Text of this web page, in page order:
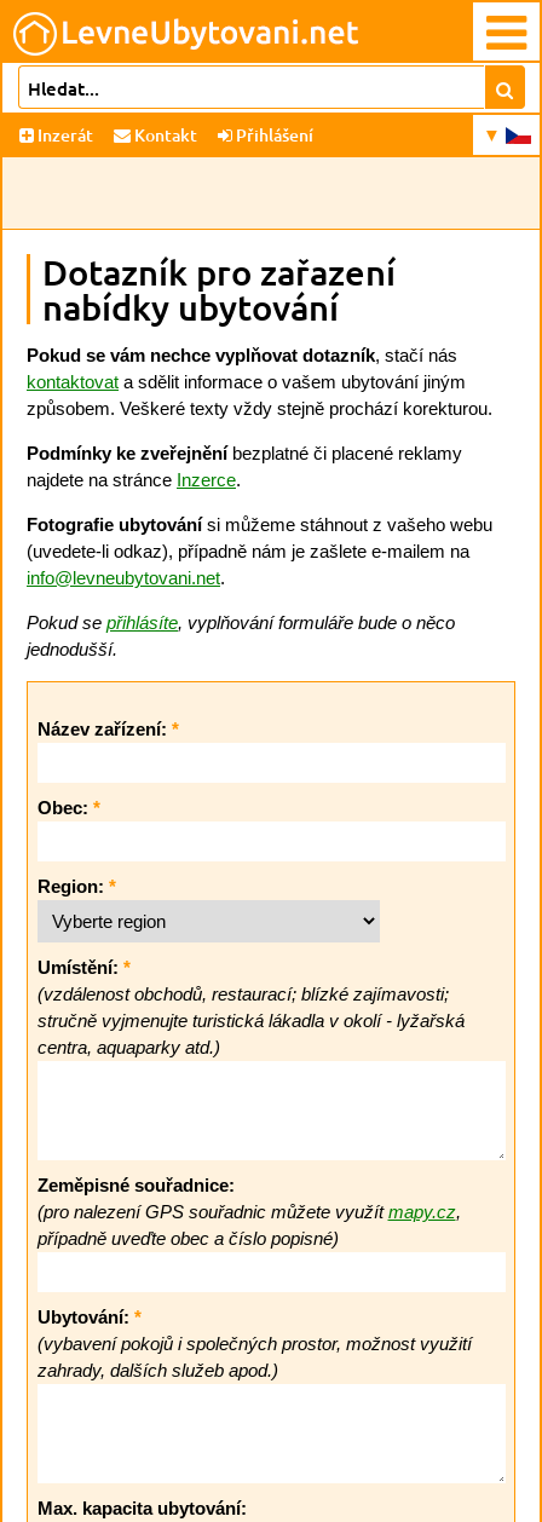
Inzerát Kontakt Přihlášení
Dotazník pro zařazení
nabídky ubytování
Pokud se vám nechce vyplňovat dotazník, stačí nás
kontaktovat a sdělit informace o vašem ubytování jiným
způsobem. Veškeré texty vždy stejně prochází korekturou.
Podmínky ke zveřejněníbezplatné či placené reklamy
najdete na stránce Inzerce.
Fotografie ubytovánísi můžeme stáhnout z vašeho webu
(uvedete-li odkaz), případně nám je zašlete e-mailem na
info@levneubytovani.net.
Pokud se přihlásíte, vyplňování formuláře bude o něco
jednodušší.
Název zařízení: *
Obec: *
Region: *
Umístění: *
(vzdálenost obchodů, restaurací; blízké zajímavosti;
stručně vyjmenujte turistická lákadla v okolí - lyžařská
centra, aquaparky atd.)
Zeměpisné souřadnice:
(pro nalezení GPS souřadnic můžete využítmapy.cz,
případně uveďte obec a číslo popisné)
Ubytování: *
(vybavení pokojů i společných prostor, možnost využití
zahrady, dalších služeb apod.)
Max. kapacita ubytování: